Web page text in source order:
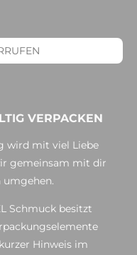
VERPACKEN
wird mit viel Liebe
gemeinsam mit dir
umgehen.
Schmuck besitzt
Hinweis im